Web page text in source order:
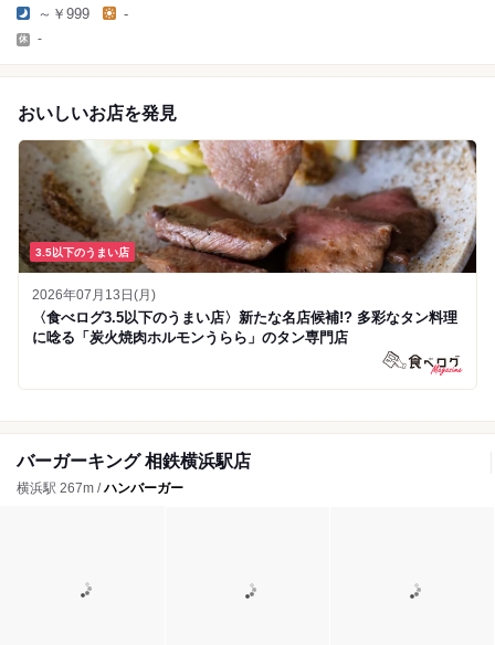
～￥999 -
-
おいしいお店を発見
3.5以下のうまい店
2026年07月13日(月)
〈食べログ3.5以下のうまい店〉新たな名店候補!? 多彩なタン料理
に唸る「炭火焼肉ホルモンうらら」のタン専門店
バーガーキング 相鉄横浜駅店
横浜駅 267m /ハンバーガー